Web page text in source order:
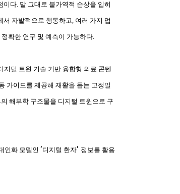
이다. 말 그대로 불가역적 손상을 입히
서 자발적으로 행동하고, 여러 가지 업
확한 연구 및 예측이 가능하다.
지털 트윈 기술 기반 융합형 의료 콘텐
가이드를 제공해 재활을 돕는 고정밀
해부학 구조물을 디지털 트윈으로 구
인화 모델인 ‘디지털 환자’ 정보를 활용